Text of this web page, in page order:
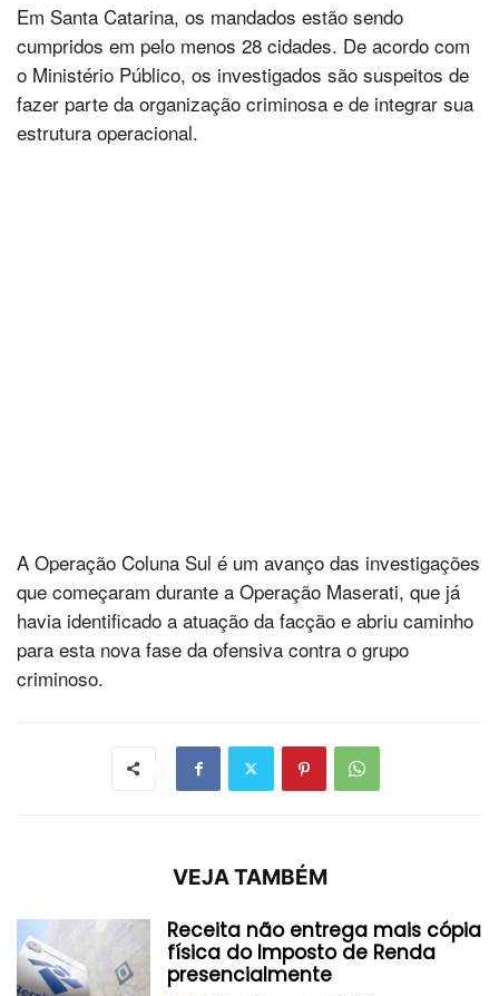
Em Santa Catarina, os mandados estão sendo
cumpridos em pelo menos 28 cidades. De acordo com
o Ministério Público, os investigados são suspeitos de
fazer parte da organização criminosa e de integrar sua
estrutura operacional.
A Operação Coluna Sul é um avanço das investigações
que começaram durante a Operação Maserati, que já
havia identificado a atuação da facção e abriu caminho
para esta nova fase da ofensiva contra o grupo
criminoso.
VEJA TAMBÉM
Receita não entrega mais cópia
física do Imposto de Renda
presencialmente